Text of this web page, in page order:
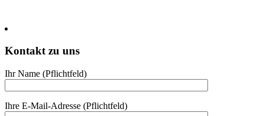
Kontakt zu uns
Ihr Name (Pflicht­feld)
Ihre E-Mail-Adresse (Pflicht­feld)